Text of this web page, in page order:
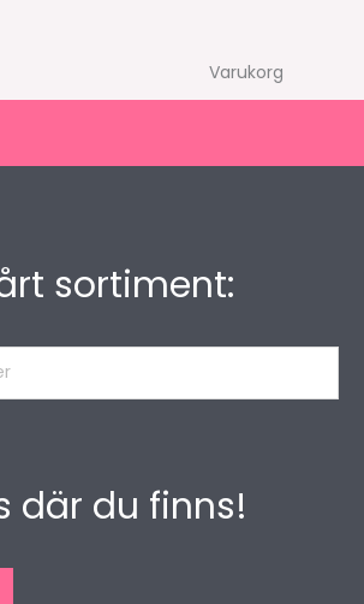
Varukorg
sortiment:
där du finns!